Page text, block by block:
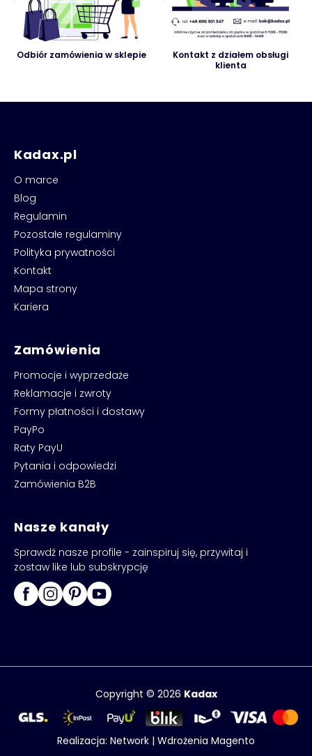
Odbiór zamówienia w sklepie
Kontakt z działem obsługi
klienta
Kadax.pl
O marce
Blog
Regulamin
Pozostałe regulaminy
Polityka prywatności
Kontakt
Mapa strony
Kariera
Zamówienia
Promocje i wyprzedaże
Reklamacje i zwroty
Formy płatności i dostawy
PayPo
Raty PayU
Pytania i odpowiedzi
Zamówienia B2B
Nasze kanały
Sprawdź nasze profile - zainspiruj się, przywitaj i
zostaw like lub subskrypcję
Copyright © 2026 Kadax
Realizacja: Network | Wdrożenia Magento